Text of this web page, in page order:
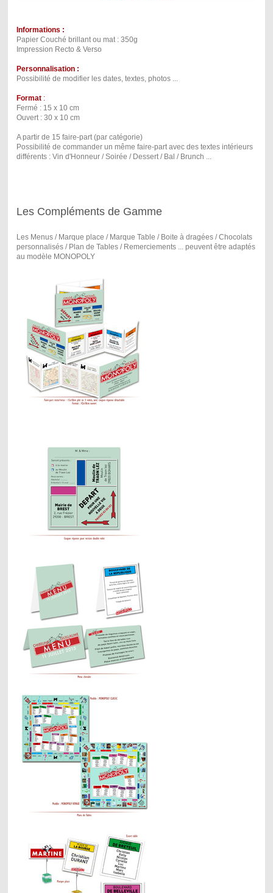
Informations :
Papier Couché brillant ou mat : 350g
Impression Recto & Verso
Personnalisation :
Possibilité de modifier les dates, textes, photos ...
Format:
Fermé : 15 x 10 cm
Ouvert : 30 x 10 cm
A partir de 15 faire-part (par catégorie)
Possibilité de commander un même faire-part avec des textes intérieurs
différents : Vin d'Honneur / Soirée / Dessert / Bal / Brunch ...
Les Compléments de Gamme
Les Menus / Marque place / Marque Table / Boite à dragées / Chocolats
personnalisés / Plan de Tables / Remerciements ... peuvent être adaptés
au modèle MONOPOLY